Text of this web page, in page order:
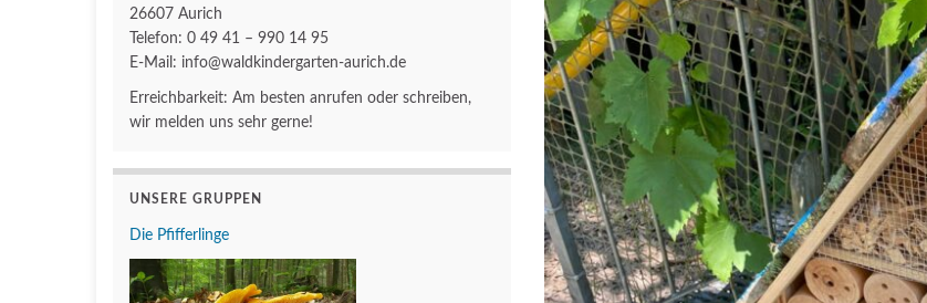
26607 Aurich
Telefon: 0 49 41 – 990 14 95
E-Mail: info@waldkindergarten-aurich.de
Erreichbarkeit: Am besten anrufen oder schreiben,
wir melden uns sehr gerne!
UNSERE GRUPPEN
Die Pfifferlinge